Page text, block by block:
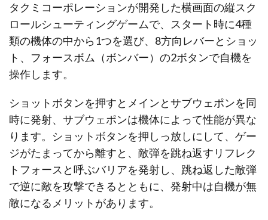
タクミコーポレーションが開発した横画面の縦スク
ロールシューティングゲームで、スタート時に4種
類の機体の中から1つを選び、8方向レバーとショッ
ト、フォースボム（ボンバー）の2ボタンで自機を
操作します。
ショットボタンを押すとメインとサブウェポンを同
時に発射、サブウェポンは機体によって性能が異な
ります。ショットボタンを押しっ放しにして、ゲー
ジがたまってから離すと、敵弾を跳ね返すリフレク
トフォースと呼ぶバリアを発射し、跳ね返した敵弾
で逆に敵を攻撃できるとともに、発射中は自機が無
敵になるメリットがあります。